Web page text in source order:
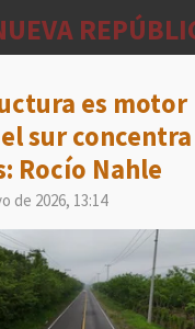
es motor
sur
Rocío Nahle
de 2026, 13:14